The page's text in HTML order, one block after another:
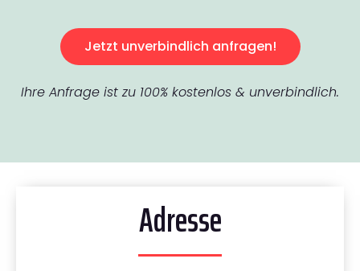
Jetzt unverbindlich anfragen!
Ihre Anfrage ist zu 100% kostenlos & unverbindlich.
Adresse